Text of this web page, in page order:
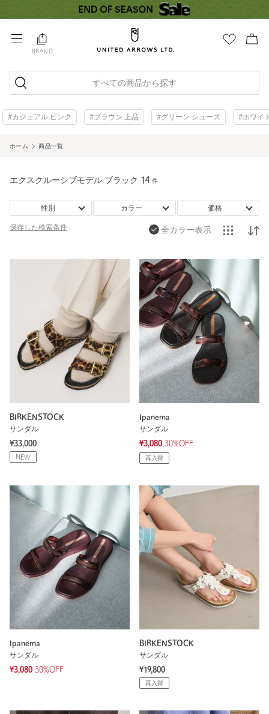
BRAND
すべての商品から探す
#カジュアル ピンク #ブラウン 上品 #グリーン シューズ #ホワイ
ホーム 商品一覧
エクスクルーシブモデル ブラック 14 件
性別 カラー 価格
保存した検索条件 全カラー表示
BIRKENSTOCK
サンダル
¥33,000
NEW
Ipanema
サンダル
¥3,080 30%OFF
再入荷
Ipanema
サンダル
¥3,080 30%OFF
BIRKENSTOCK
サンダル
¥19,800
再入荷